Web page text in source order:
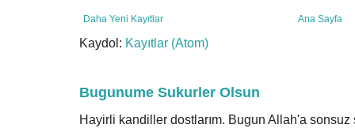
Daha Yeni Kayıtlar Ana Sayfa
Kaydol: Kayıtlar (Atom)
Bugunume Sukurler Olsun
Hayirli kandiller dostlarım. Bugun Allah'a